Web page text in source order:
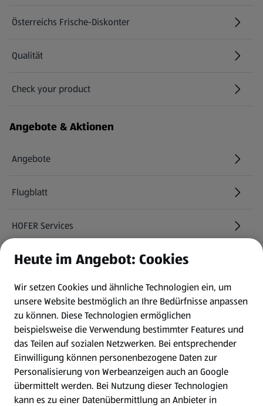
Österreichs Frische-Diskonter
Qualität
Check your product
(öffnet in einem neuen Tab)
Angebote & Aktionen
Angebote
Flugblatt
HOFER Services
Newsletter
WhatsApp
Gewinnspiele
Mein HOFER. Meine Einkäufe.
Meine Meinung. Mein HOFER.
Heute im Angebot: Cookies
Wir setzen Cookies und ähnliche Technologien ein, um
unsere Website bestmöglich an Ihre Bedürfnisse anpassen
zu können. Diese Technologien ermöglichen
beispielsweise die Verwendung bestimmter Features und
das Teilen auf sozialen Netzwerken. Bei entsprechender
Einwilligung können personenbezogene Daten zur
Personalisierung von Werbeanzeigen auch an Google
übermittelt werden. Bei Nutzung dieser Technologien
kann es zu einer Datenübermittlung an Anbieter in